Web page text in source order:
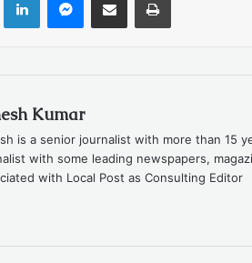
Kumar
is a senior journalist with more than 15
with some leading newspapers,
with Local Post as Consulting Editor